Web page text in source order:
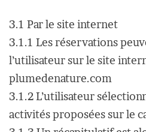
3.1 Par le site internet
3.1.1 Les réservations
l’utilisateur sur le site
plumedenature.com
3.1.2 L’utilisateur
activités proposées sur le